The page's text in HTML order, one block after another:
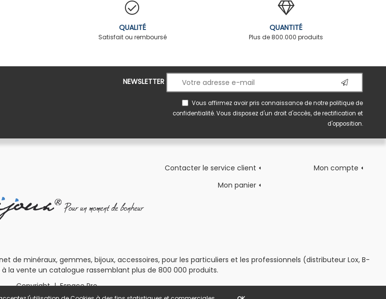
QUALITÉ
Satisfait ou remboursé
QUANTITÉ
Plus de 800.000 produits
NEWSLETTER
Vous affirmez avoir pris connaissance de notrepolitique de
confidentialité. Vous disposez d'un droit d'accès, de rectification et
d'opposition.
Contacter le service client
Mon compte
Mon panier
de minéraux, gemmes, bijoux, accessoires, pour les particuliers et les professionnels (distributeur Lox, B-
la vente un catalogue rassemblant plus de 800 000 produits.
Copyright|Espace Pro